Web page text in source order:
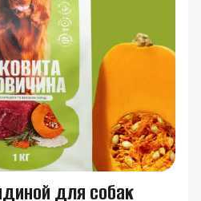
для собак